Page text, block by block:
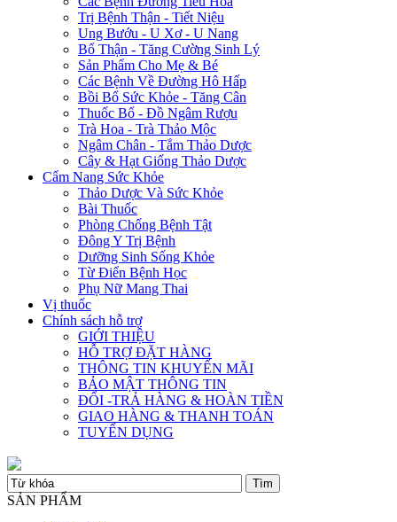
Trị Bệnh Thận - Tiết Niệu
Ung Bướu - U Xơ - U Nang
Bổ Thận - Tăng Cường Sinh Lý
Sản Phẩm Cho Mẹ & Bé
Các Bệnh Về Đường Hô Hấp
Bồi Bổ Sức Khỏe - Tăng Cân
Thuốc Bổ - Đồ Ngâm Rượu
Trà Hoa - Trà Thảo Mộc
Ngâm Chân - Tắm Thảo Dược
Cây & Hạt Giống Thảo Dược
Cẩm Nang Sức Khỏe
Thảo Dược Và Sức Khỏe
Bài Thuốc
Phòng Chống Bệnh Tật
Đông Y Trị Bệnh
Dưỡng Sinh Sống Khỏe
Từ Điển Bệnh Học
Phụ Nữ Mang Thai
Vị thuốc
Chính sách hỗ trợ
GIỚI THIỆU
HỖ TRỢ ĐẶT HÀNG
THÔNG TIN KHUYẾN MÃI
BẢO MẬT THÔNG TIN
ĐỔI -TRẢ HÀNG & HOÀN TIỀN
GIAO HÀNG & THANH TOÁN
TUYỂN DỤNG
SẢN PHẨM